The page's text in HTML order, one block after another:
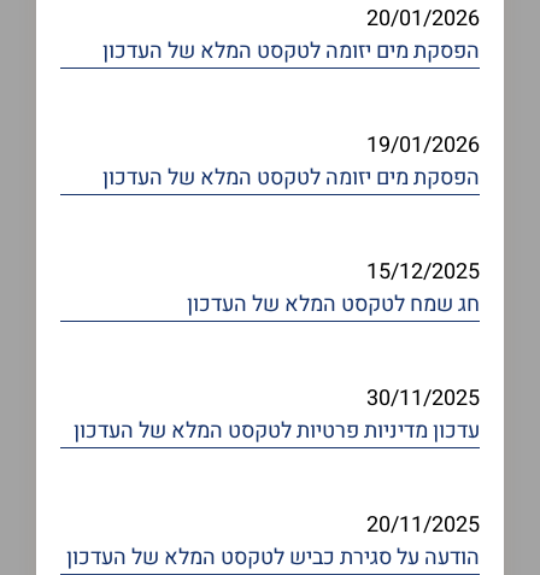
20/01/2026
הפסקת מים יזומהלטקסט המלא של העדכון
19/01/2026
הפסקת מים יזומהלטקסט המלא של העדכון
15/12/2025
חג שמחלטקסט המלא של העדכון
30/11/2025
עדכון מדיניות פרטיותלטקסט המלא של העדכון
20/11/2025
הודעה על סגירת כבישלטקסט המלא של העדכון